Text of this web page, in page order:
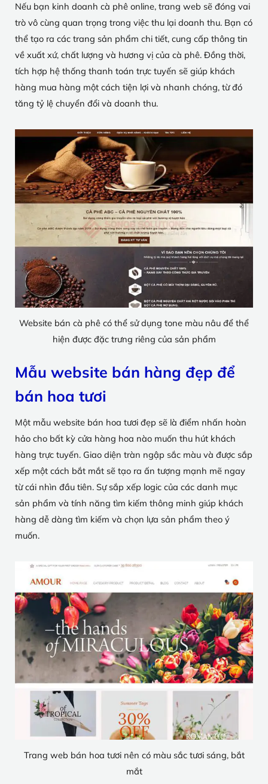
Nếu bạn kinh doanh cà phê online, trang web sẽ đóng vai
trò vô cùng quan trọng trong việc thu lại doanh thu. Bạn có
thể tạo ra các trang sản phẩm chi tiết, cung cấp thông tin
về xuất xứ, chất lượng và hương vị của cà phê. Đồng thời,
tích hợp hệ thống thanh toán trực tuyến sẽ giúp khách
hàng mua hàng một cách tiện lợi và nhanh chóng, từ đó
tăng tỷ lệ chuyển đổi và doanh thu.
Website bán cà phê có thể sử dụng tone màu nâu để thể
hiện được đặc trưng riêng của sản phẩm
Mẫu website bán hàng đẹp để
bán hoa tươi
Một mẫu website bán hoa tươi đẹp sẽ là điểm nhấn hoàn
hảo cho bất kỳ cửa hàng hoa nào muốn thu hút khách
hàng trực tuyến. Giao diện tràn ngập sắc màu và được sắp
xếp một cách bắt mắt sẽ tạo ra ấn tượng mạnh mẽ ngay
từ cái nhìn đầu tiên. Sự sắp xếp logic của các danh mục
sản phẩm và tính năng tìm kiếm thông minh giúp khách
hàng dễ dàng tìm kiếm và chọn lựa sản phẩm theo ý
muốn.
Trang web bán hoa tươi nên có màu sắc tươi sáng, bắt
mắt